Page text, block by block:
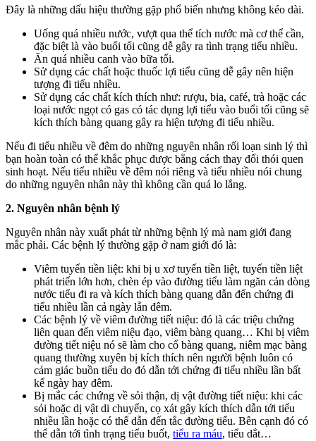
Đây là những dấu hiệu thường gặp phổ biến nhưng không kéo dài.
Uống quá nhiều nước, vượt qua thể tích nước mà cơ thể cần,
đặc biệt là vào buổi tối cũng dễ gây ra tình trạng tiểu nhiều.
Ăn quá nhiều canh vào bữa tối.
Sử dụng các chất hoặc thuốc lợi tiểu cũng dễ gây nên hiện
tượng đi tiểu nhiều.
Sử dụng các chất kích thích như: rượu, bia, café, trà hoặc các
loại nước ngọt có gas có tác dụng lợi tiểu vào buổi tối cũng sẽ
kích thích bàng quang gây ra hiện tượng đi tiểu nhiều.
Nếu đi tiểu nhiều về đêm do những nguyên nhân rối loạn sinh lý thì
bạn hoàn toàn có thể khắc phục được bằng cách thay đổi thói quen
sinh hoạt. Nếu tiểu nhiều về đêm nói riêng và tiểu nhiều nói chung
do những nguyên nhân này thì không cần quá lo lắng.
2. Nguyên nhân bệnh lý
Nguyên nhân này xuất phát từ những bệnh lý mà nam giới đang
mắc phải. Các bệnh lý thường gặp ở nam giới đó là:
Viêm tuyến tiền liệt: khi bị u xơ tuyến tiền liệt, tuyến tiền liệt
phát triển lớn hơn, chèn ép vào đường tiểu làm ngăn cản dòng
nước tiểu đi ra và kích thích bàng quang dẫn đến chứng đi
tiểu nhiều lần cả ngày lẫn đêm.
Các bệnh lý về viêm đường tiết niệu: đó là các triệu chứng
liên quan đến viêm niệu đạo, viêm bàng quang… Khi bị viêm
đường tiết niệu nó sẽ làm cho cổ bàng quang, niêm mạc bàng
quang thường xuyên bị kích thích nên người bệnh luôn có
cảm giác buồn tiểu do đó dẫn tới chứng đi tiểu nhiều lần bất
kể ngày hay đêm.
Bị mắc các chứng về sỏi thận, dị vật đường tiết niệu: khi các
sỏi hoặc dị vật di chuyển, cọ xát gây kích thích dẫn tới tiểu
nhiều lần hoặc có thể dẫn đến tắc đường tiểu. Bên cạnh đó có
thể dẫn tới tình trạng tiểu buốt, tiểu ra máu, tiểu dắt…